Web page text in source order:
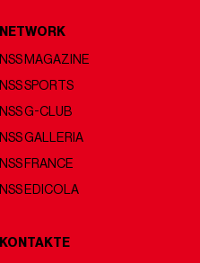
NETWORK
NSS MAGAZINE
NSS SPORTS
NSS G-CLUB
NSS GALLERIA
NSS FRANCE
NSS EDICOLA
KONTAKTE